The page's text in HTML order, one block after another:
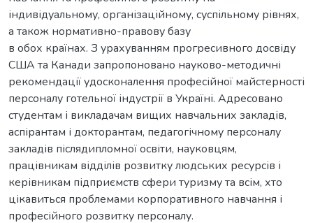
індивідуальному, організаційному, суспільному рівнях,
а також нормативно-правову базу
в обох країнах. З урахуванням прогресивного досвіду
США та Канади запропоновано науково-методичні
рекомендації удосконалення професійної майстерності
персоналу готельної індустрії в Україні. Адресовано
студентам і викладачам вищих навчальних закладів,
аспірантам і докторантам, педагогічному персоналу
закладів післядипломної освіти, науковцям,
працівникам відділів розвитку людських ресурсів і
керівникам підприємств сфери туризму та всім, хто
цікавиться проблемами корпоративного навчання і
професійного розвитку персоналу.